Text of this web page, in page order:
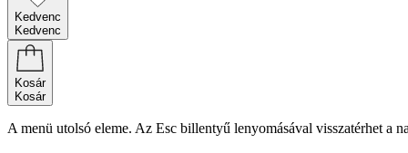
Kedvenc
Kedvenc
Kosár
Kosár
A menü utolsó eleme. Az Esc billentyű lenyomásával visszatérhet a